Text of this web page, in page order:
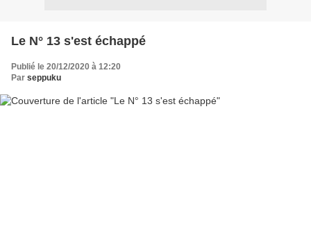
Le N° 13 s'est échappé
Publié le 20/12/2020 à 12:20
Par seppuku